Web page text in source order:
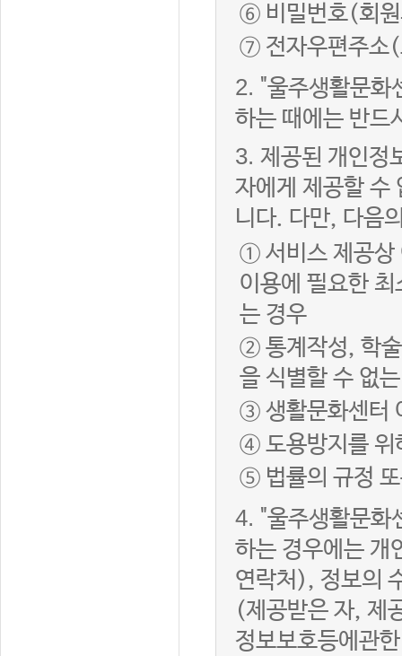
⑥ 비밀번호(회
⑦ 전자우편주소
2. "울주생활문화
하는 때에는 반드
3. 제공된 개인정
자에게 제공할 수
니다. 다만, 다음
① 서비스 제공상
이용에 필요한
는 경우
② 통계작성, 학
을 식별할 수 없
③ 생활문화센터
④ 도용방지를 위
⑤ 법률의 규정 또
4. "울주생활문화
하는 경우에는 개
연락처), 정보의
(제공받은 자, 제
정보보호등에관